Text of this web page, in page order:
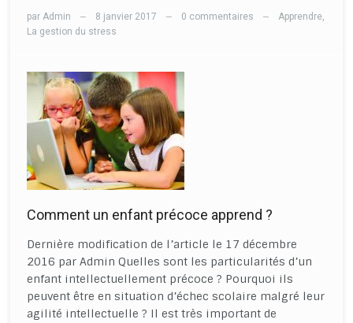
par Admin — 8 janvier 2017 — 0 commentaires — Apprendre,
La gestion du stress
Comment un enfant précoce apprend ?
Dernière modification de l’article le 17 décembre
2016 par Admin Quelles sont les particularités d’un
enfant intellectuellement précoce ? Pourquoi ils
peuvent être en situation d’échec scolaire malgré leur
agilité intellectuelle ? Il est très important de